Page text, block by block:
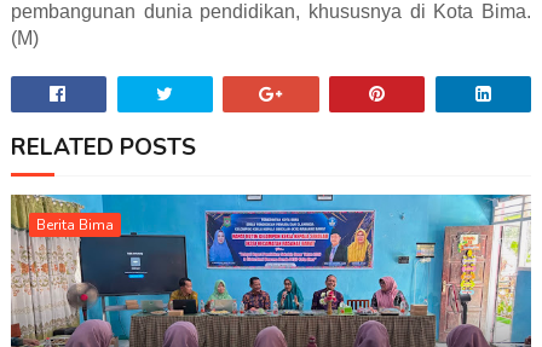
pembangunan dunia pendidikan, khususnya di Kota Bima.
(M)
RELATED POSTS
Berita Bima